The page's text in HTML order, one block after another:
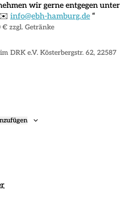
wir gerne entgegen unter
✉️ info@ebh-hamburg.de “
€ zzgl. Getränke
DRK e.V. Kösterbergstr. 62, 22587